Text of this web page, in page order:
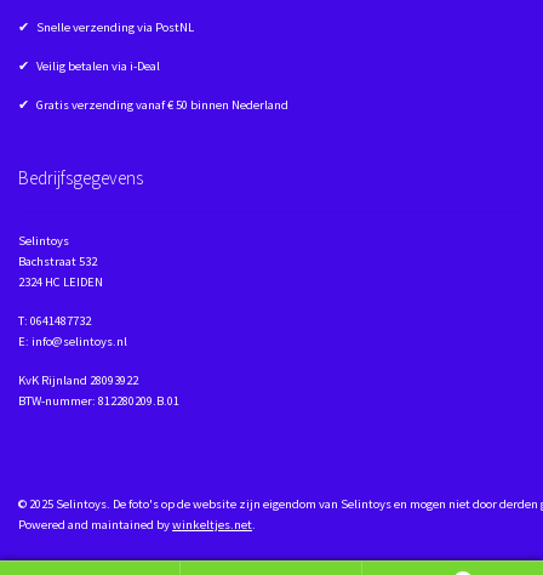
✔ Snelle verzending via PostNL
✔ Veilig betalen via i-Deal
✔ Gratis verzending vanaf € 50 binnen Nederland
Bedrijfsgegevens
Selintoys
Bachstraat 532
2324 HC LEIDEN
T: 0641487732
E: info@selintoys.nl
KvK Rijnland 28093922
BTW-nummer: 812280209.B.01
© 2025 Selintoys. De foto's op de website zijn eigendom van Selintoys en mogen niet door
Powered and maintained bywinkeltjes.net